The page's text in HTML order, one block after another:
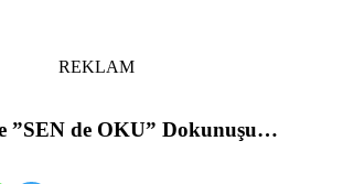
REKLAM
”SEN de OKU” Dokunuşu…